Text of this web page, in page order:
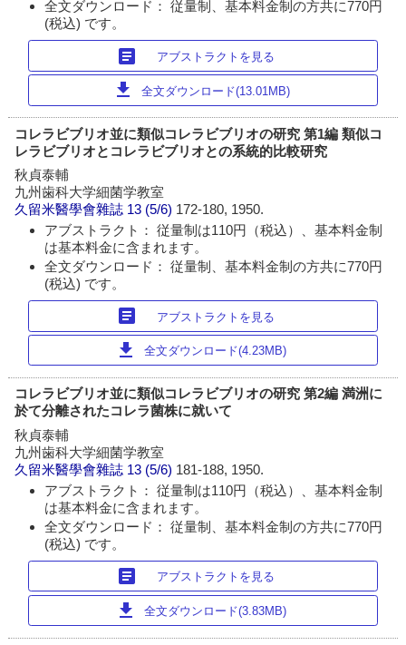
全文ダウンロード： 従量制、基本料金制の方共に770円
(税込) です。
article アブストラクトを見る
download 全文ダウンロード(13.01MB)
コレラビブリオ並に類似コレラビブリオの研究 第1編 類似コ
レラビブリオとコレラビブリオとの系統的比較研究
秋貞泰輔
九州歯科大学細菌学教室
久留米醫學會雜誌 13 (5/6) 172-180, 1950.
アブストラクト： 従量制は110円（税込）、基本料金制
は基本料金に含まれます。
全文ダウンロード： 従量制、基本料金制の方共に770円
(税込) です。
article アブストラクトを見る
download 全文ダウンロード(4.23MB)
コレラビブリオ並に類似コレラビブリオの研究 第2編 満洲に
於て分離されたコレラ菌株に就いて
秋貞泰輔
九州歯科大学細菌学教室
久留米醫學會雜誌 13 (5/6) 181-188, 1950.
アブストラクト： 従量制は110円（税込）、基本料金制
は基本料金に含まれます。
全文ダウンロード： 従量制、基本料金制の方共に770円
(税込) です。
article アブストラクトを見る
download 全文ダウンロード(3.83MB)